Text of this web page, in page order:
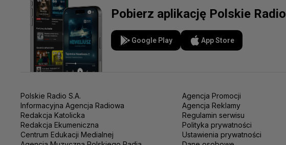
Pobierz aplikację Polskie Radio
Google Play App Store
Polskie Radio S.A.
Informacyjna Agencja Radiowa
Redakcja Katolicka
Redakcja Ekumeniczna
Centrum Edukacji Medialnej
Agencja Promocji
Agencja Reklamy
Regulamin serwisu
Polityka prywatności
Ustawienia prywatności